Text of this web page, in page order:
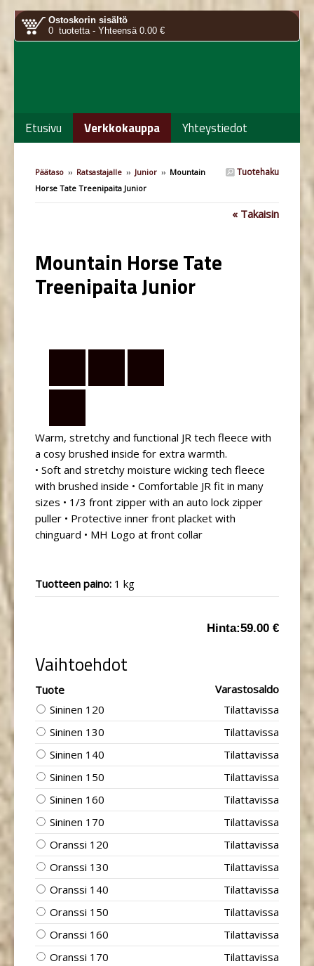
Ostoskorin sisältö
0 tuotetta - Yhteensä 0.00 €
Etusivu Verkkokauppa Yhteystiedot
Tuotehaku
Päätaso ›› Ratsastajalle ›› Junior ›› Mountain
Horse Tate Treenipaita Junior
« Takaisin
Mountain Horse Tate
Treenipaita Junior
Warm, stretchy and functional JR tech fleece with
a cosy brushed inside for extra warmth.
• Soft and stretchy moisture wicking tech fleece
with brushed inside • Comfortable JR fit in many
sizes • 1/3 front zipper with an auto lock zipper
puller • Protective inner front placket with
chinguard • MH Logo at front collar
Tuotteen paino: 1 kg
Hinta:59.00 €
Vaihtoehdot
Tuote
Varastosaldo
Sininen 120
Tilattavissa
Sininen 130
Tilattavissa
Sininen 140
Tilattavissa
Sininen 150
Tilattavissa
Sininen 160
Tilattavissa
Sininen 170
Tilattavissa
Oranssi 120
Tilattavissa
Oranssi 130
Tilattavissa
Oranssi 140
Tilattavissa
Oranssi 150
Tilattavissa
Oranssi 160
Tilattavissa
Oranssi 170
Tilattavissa